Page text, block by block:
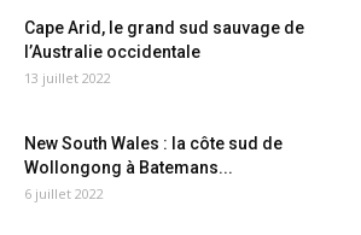
Cape Arid, le grand sud sauvage de
l’Australie occidentale
13 juillet 2022
New South Wales : la côte sud de
Wollongong à Batemans...
6 juillet 2022